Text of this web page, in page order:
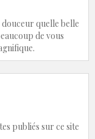
quelle belle
de vous
publiés sur ce site